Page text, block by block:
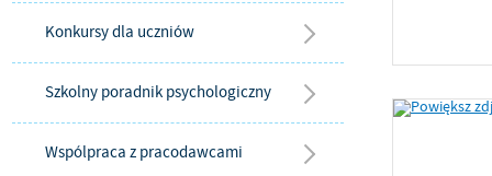
Konkursy dla uczniów
Szkolny poradnik psychologiczny
Wspólpraca z pracodawcami